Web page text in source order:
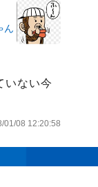
ん
いない今
01/08 12:20:58